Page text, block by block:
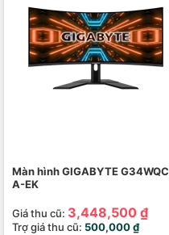
Màn hình GIGABYTE G34WQC
A-EK
Giá thu cũ: 3,448,500 ₫
Trợ giá thu cũ: 500,000 ₫